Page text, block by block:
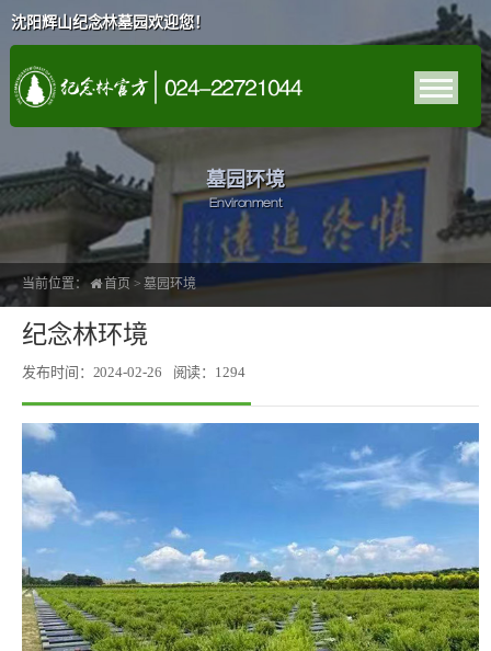
沈阳辉山纪念林墓园欢迎您！
墓园环境
Environment
当前位置： 首页 >墓园环境
纪念林环境
发布时间：2024-02-26 阅读：1294